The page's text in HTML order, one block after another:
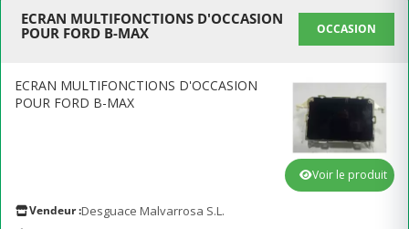
ECRAN MULTIFONCTIONS D'OCCASION
POUR FORD B-MAX
OCCASION
ECRAN MULTIFONCTIONS D'OCCASION
POUR FORD B-MAX
Vendeur :Desguace Malvarrosa S.L.
Voir le produit